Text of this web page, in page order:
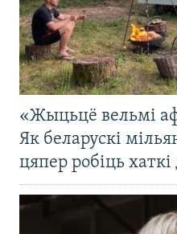
«Жыцьцё вельмі
Як беларускі
цяпер робіць